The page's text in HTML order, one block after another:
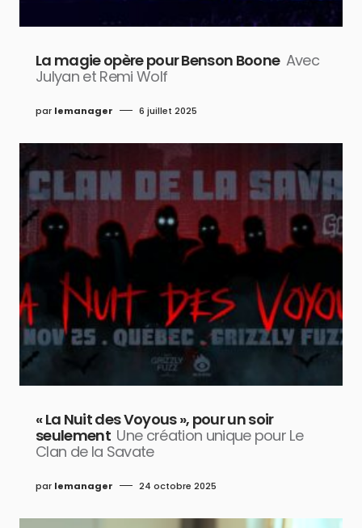
La magie opère pour Benson Boone Avec
Julyan et Remi Wolf
par lemanager 6 juillet 2025
« La Nuit des Voyous », pour un soir
seulement Une création unique pour Le
Clan de la Savate
par lemanager 24 octobre 2025